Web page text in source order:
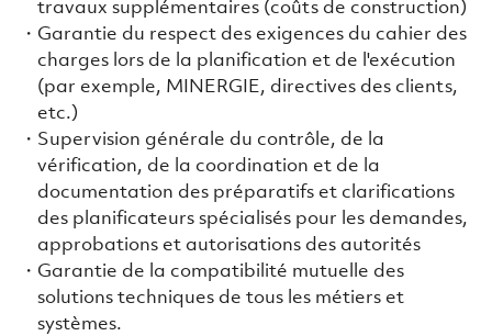
travaux supplémentaires (coûts de construction)
Garantie du respect des exigences du cahier des
charges lors de la planification et de l'exécution
(par exemple, MINERGIE, directives des clients,
etc.)
Supervision générale du contrôle, de la
vérification, de la coordination et de la
documentation des préparatifs et clarifications
des planificateurs spécialisés pour les demandes,
approbations et autorisations des autorités
Garantie de la compatibilité mutuelle des
solutions techniques de tous les métiers et
systèmes.